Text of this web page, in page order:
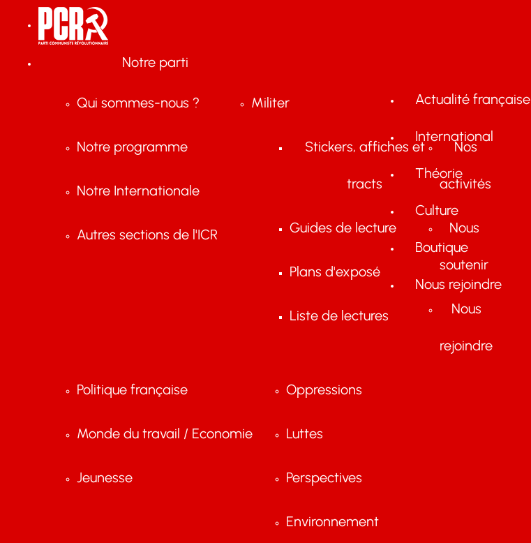
Notre parti
Qui sommes-nous ?
Notre programme
Notre Internationale
Autres sections de l'ICR
Militer
Stickers, affiches et
tracts
Guides de lecture
Plans d'exposé
Liste de lectures
Nos
activités
Nous
soutenir
Nous
rejoindre
Actualité française
Politique française
Monde du travail / Economie
Jeunesse
Oppressions
Luttes
Perspectives
Environnement
International
Théorie
Culture
Boutique
Nous rejoindre